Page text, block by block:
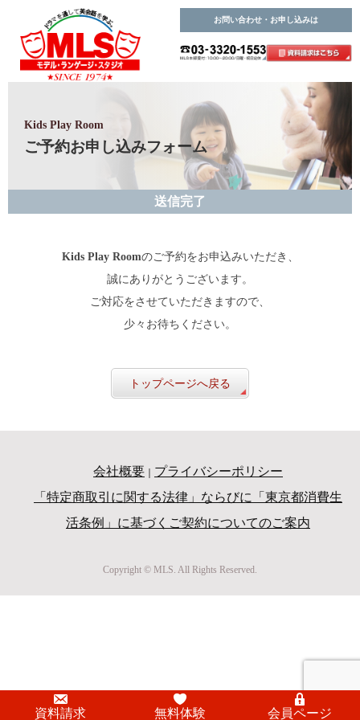
お問い合わせ・お申し込みは
Kids Play Room
ご予約お申し込みフォーム
送信完了
Kids Play Roomのご予約をお申込みいただき、
誠にありがとうございます。
ご対応をさせていただきますので、
少々お待ちください。
トップページへ戻る
会社概要
プライバシーポリシー
「特定商取引に関する法律」ならびに「東京都消費生
活条例」に基づくご契約についてのご案内
Copyright © MLS. All Rights Reserved.
資料請求 無料体験 会員ページ